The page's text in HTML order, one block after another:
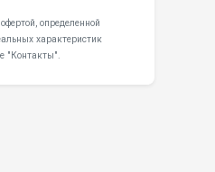
определенной
характеристик
"Контакты".